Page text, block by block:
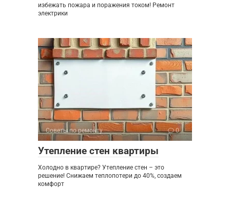
избежать пожара и поражения током! Ремонт
электрики
Советы по ремонту 0
Утепление стен квартиры
Холодно в квартире? Утепление стен – это
решение! Снижаем теплопотери до 40%, создаем
комфорт